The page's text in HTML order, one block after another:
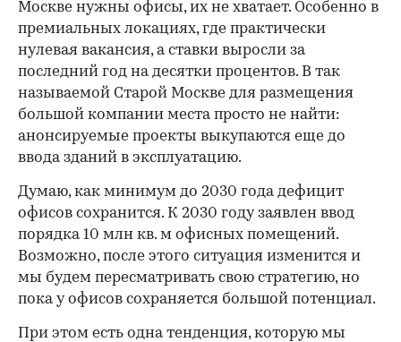
Москве нужны офисы, их не хватает. Особенно в
премиальных локациях, где практически
нулевая вакансия, а ставки выросли за
последний год на десятки процентов. В так
называемой Старой Москве для размещения
большой компании места просто не найти:
анонсируемые проекты выкупаются еще до
ввода зданий в эксплуатацию.
Думаю, как минимум до 2030 года дефицит
офисов сохранится. К 2030 году заявлен ввод
порядка 10 млн кв. м офисных помещений.
Возможно, после этого ситуация изменится и
мы будем пересматривать свою стратегию, но
пока у офисов сохраняется большой потенциал.
При этом есть одна тенденция, которую мы